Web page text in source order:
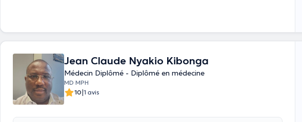
Jean Claude Nyakio Kibonga
Médecin Diplômé - Diplômé en médecine
MD MPH
10|1 avis